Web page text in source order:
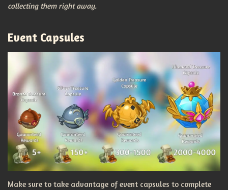
collecting them right away.
Event Capsules
Make sure to take advantage of event capsules to complete